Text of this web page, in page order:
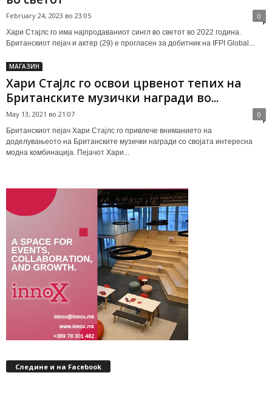
February 24, 2023 во 23:05 0
Хари Стајлс го има најпродаваниот сингл во светот во 2022 година.
Британскиот пејач и актер (29) е прогласен за добитник на IFPI Global...
МАГАЗИН
Хари Стајлс го освои црвенот тепих на
Британските музички награди во...
May 13, 2021 во 21:07 0
Британскиот пејач Хари Стајлс го привлече вниманието на
доделувањеото на Британските музички награди со својата интересна
модна комбинација. Пејачот Хари...
Следине и на Facebook